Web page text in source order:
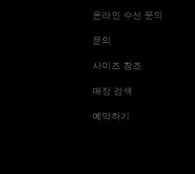
온라인 수선 문의
문의
사이즈 참조
매장 검색
예약하기